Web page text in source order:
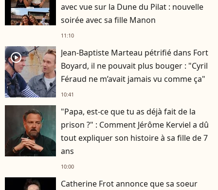
avec vue sur la Dune du Pilat : nouvelle
soirée avec sa fille Manon
11:10
player2
Jean-Baptiste Marteau pétrifié dans Fort
Boyard, il ne pouvait plus bouger : "Cyril
Féraud ne m’avait jamais vu comme ça"
10:41
"Papa, est-ce que tu as déjà fait de la
prison ?" : Comment Jérôme Kerviel a dû
tout expliquer son histoire à sa fille de 7
ans
10:00
Catherine Frot annonce que sa soeur